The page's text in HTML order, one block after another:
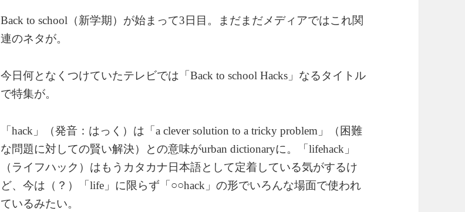
Back to school （新学期）が始まって3日目。まだまだメディアではこれ関
連のネタが。
今日何となくつけていたテレビでは「Back to school Hacks 」なるタイトル
で特集が。
「hack 」（発音：はっく）は「a clever solution to a tricky problem 」（困難
な問題に対しての賢い解決）との意味がurban dictionaryに。「lifehack 」
（ライフハック）はもうカタカナ日本語として定着している気がするけ
ど、今は（？）「life 」に限らず「○○hack 」の形でいろんな場面で使われ
ているみたい。